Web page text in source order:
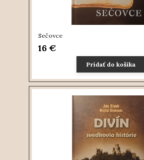
Sečovce
16 €
Pridať do košíka